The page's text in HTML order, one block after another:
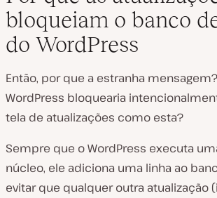
bloqueiam o banco
do WordPress
Então, por que a estranha
WordPress bloquearia
tela de atualizações como esta?
Sempre que o WordPress executa
núcleo, ele adiciona uma linha ao
evitar que qualquer outra atualização